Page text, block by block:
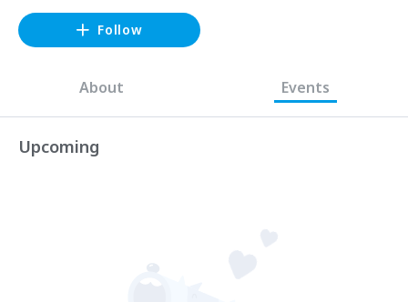
Follow
About Events
Upcoming